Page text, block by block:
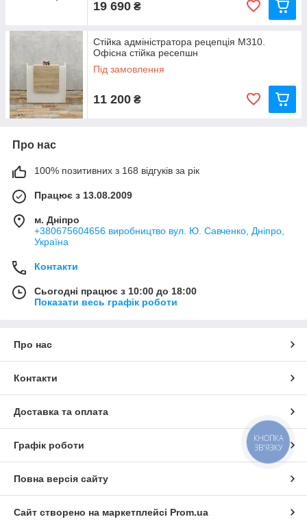
19 690 ₴
Стійка адміністратора рецепція М310.
Офісна стійка ресепшн
Під замовлення
11 200 ₴
Про нас
100% позитивних з 168 відгуків за рік
Працює з 13.08.2009
м. Дніпро
+380675604656 виробництво вул. Ю. Савченко, Дніпро,
Україна
Контакти
Сьогодні працює з 10:00 до 18:00
Показати весь графік роботи
Про нас
Контакти
Доставка та оплата
Графік роботи
Повна версія сайту
Сайт створено на маркетплейсі Prom.ua
КНОПКА
ЗВ'ЯЗКУ